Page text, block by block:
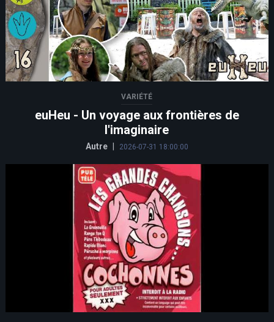
VARIÉTÉ
euHeu - Un voyage aux frontières de
l'imaginaire
Autre 2026-07-31 18:00:00